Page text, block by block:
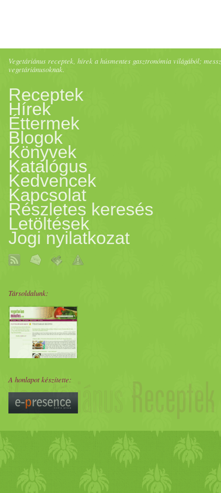
Vegetáriánus receptek, hírek a húsmentes gasztronómia világából;
vegetáriánusoknak.
Receptek
Hírek
Éttermek
Blogok
Könyvek
Katalógus
Kedvencek
Kapcsolat
Részletes keresés
Letöltések
Jogi nyilatkozat
Társoldalunk:
A honlapot készítette: